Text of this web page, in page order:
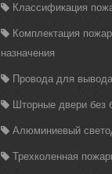
Классификация
Комплектация
назначения
Провода для
Шторные двери без
Алюминиевый
Трехколенная